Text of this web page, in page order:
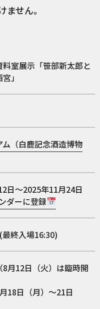
せん。
室展示「笹部新太郎と
」
（白鹿記念酒造博物
日～2025年11月24日
ダーに登録
終入場16:30)
8月12日（火）は臨時開
18日（月）～21日